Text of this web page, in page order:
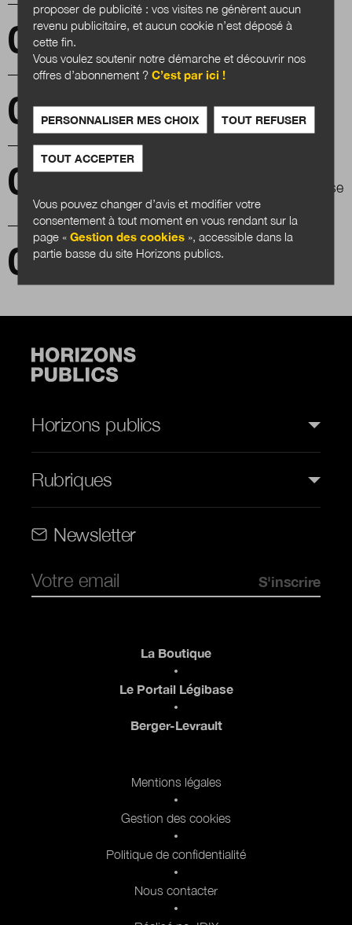
Les territoires, l'avenir de l'éducation?
Jacky Benhamou : « Nous sommes en
interdépendance avec le monde de l’entreprise
et de la recherche »
CitizenCampus 2020 virtuel : en attendant le
Horizons publics
Rubriques
Newsletter
La Boutique
Le Portail Légibase
Berger-Levrault
Mentions légales
Gestion des cookies
Politique de confidentialité
Nous contacter
proposer de publicité : vos visites ne génèrent aucun
revenu publicitaire, et aucun cookie n’est déposé à
cette fin.
Vous voulez soutenir notre démarche et découvrir nos
offres d’abonnement ?C’est par ici !
PERSONNALISER MES CHOIX TOUT REFUSER
TOUT ACCEPTER
Vous pouvez changer d’avis et modifier votre
consentement à tout moment en vous rendant sur la
page «Gestion des cookies », accessible dans la
partie basse du site Horizons publics.